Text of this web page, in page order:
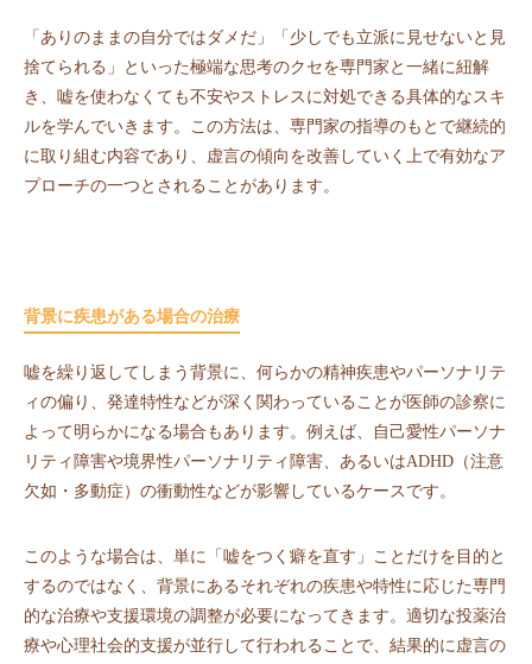
「ありのままの自分ではダメだ」「少しでも立派に見せないと見
捨てられる」といった極端な思考のクセを専門家と一緒に紐解
き、嘘を使わなくても不安やストレスに対処できる具体的なスキ
ルを学んでいきます。この方法は、専門家の指導のもとで継続的
に取り組む内容であり、虚言の傾向を改善していく上で有効なア
プローチの一つとされることがあります。
背景に疾患がある場合の治療
嘘を繰り返してしまう背景に、何らかの精神疾患やパーソナリテ
ィの偏り、発達特性などが深く関わっていることが医師の診察に
よって明らかになる場合もあります。例えば、自己愛性パーソナ
リティ障害や境界性パーソナリティ障害、あるいはADHD（注意
欠如・多動症）の衝動性などが影響しているケースです。
このような場合は、単に「嘘をつく癖を直す」ことだけを目的と
するのではなく、背景にあるそれぞれの疾患や特性に応じた専門
的な治療や支援環境の調整が必要になってきます。適切な投薬治
療や心理社会的支援が並行して行われることで、結果的に虚言の